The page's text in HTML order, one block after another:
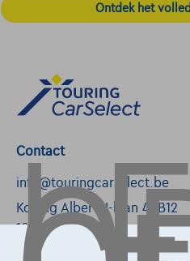
Ontdek het
Contact
info@touringcarselect.be
Koning Albert II-laan 4, B12
1000 Brussel